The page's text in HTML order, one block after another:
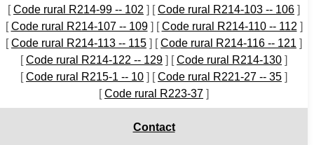
[Code rural R214-99 -- 102 ] [Code rural R214-103 -- 106 ]
[Code rural R214-107 -- 109] [Code rural R214-110 -- 112 ]
[Code rural R214-113 -- 115 ] [Code rural R214-116 -- 121 ]
[Code rural R214-122 -- 129 ] [Code rural R214-130 ]
[Code rural R215-1 -- 10 ] [Code rural R221-27 -- 35 ]
[Code rural R223-37 ]
Contact